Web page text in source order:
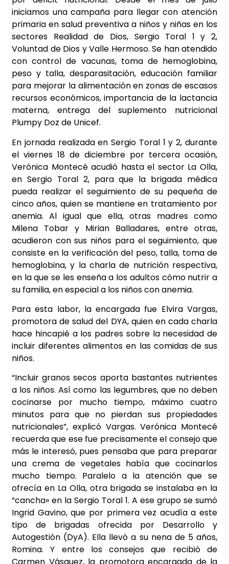
iniciamos una campaña para llegar con atención
primaria en salud preventiva a niños y niñas en los
sectores Realidad de Dios, Sergio Toral 1 y 2,
Voluntad de Dios y Valle Hermoso. Se han atendido
con control de vacunas, toma de hemoglobina,
peso y talla, desparasitación, educación familiar
para mejorar la alimentación en zonas de escasos
recursos económicos, importancia de la lactancia
materna, entrega del suplemento nutricional
Plumpy Doz de Unicef.
En jornada realizada en Sergio Toral 1 y 2, durante
el viernes 18 de diciembre por tercera ocasión,
Verónica Montecé acudió hasta el sector La Olla,
en Sergio Toral 2, para que la brigada médica
pueda realizar el seguimiento de su pequeña de
cinco años, quien se mantiene en tratamiento por
anemia. Al igual que ella, otras madres como
Milena Tobar y Mirian Balladares, entre otras,
acudieron con sus niños para el seguimiento, que
consiste en la verificación del peso, talla, toma de
hemoglobina, y la charla de nutrición respectiva,
en la que se les enseña a los adultos cómo nutrir a
su familia, en especial a los niños con anemia.
Para esta labor, la encargada fue Elvira Vargas,
promotora de salud del DYA, quien en cada charla
hace hincapié a los padres sobre la necesidad de
incluir diferentes alimentos en las comidas de sus
niños.
“Incluir granos secos aporta bastantes nutrientes
a los niños. Así como las legumbres, que no deben
cocinarse por mucho tiempo, máximo cuatro
minutos para que no pierdan sus propiedades
nutricionales”, explicó Vargas. Verónica Montecé
recuerda que ese fue precisamente el consejo que
más le interesó, pues pensaba que para preparar
una crema de vegetales había que cocinarlos
mucho tiempo. Paralelo a la atención que se
ofrecía en La Olla, otra brigada se instalaba en la
“cancha» en la Sergio Toral 1. A ese grupo se sumó
Ingrid Gavino, que por primera vez acudía a este
tipo de brigadas ofrecida por Desarrollo y
Autogestión (DyA). Ella llevó a su nena de 5 años,
Romina. Y entre los consejos que recibió de